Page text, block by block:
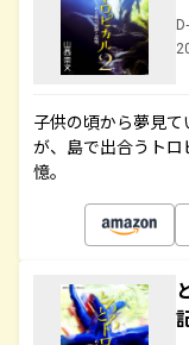
子供の頃から夢見
が、島で出合うト
憶。